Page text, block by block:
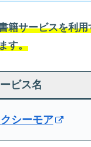
籍サービスを利
す。
ビス名
シーモア